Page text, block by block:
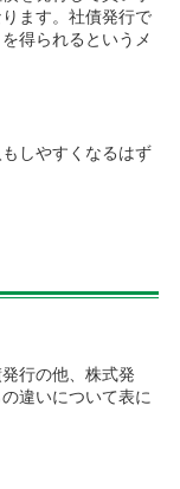
ます。社債発行で
得られるというメ
しやすくなるはず
行の他、株式発
違いについて表に